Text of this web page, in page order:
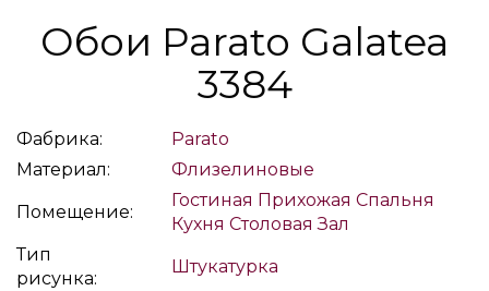
Обои Parato Galatea
3384
Фабрика:
Parato
Материал:
Флизелиновые
Помещение:
Гостиная Прихожая Спальня
Кухня Столовая Зал
Тип
рисунка:
Штукатурка